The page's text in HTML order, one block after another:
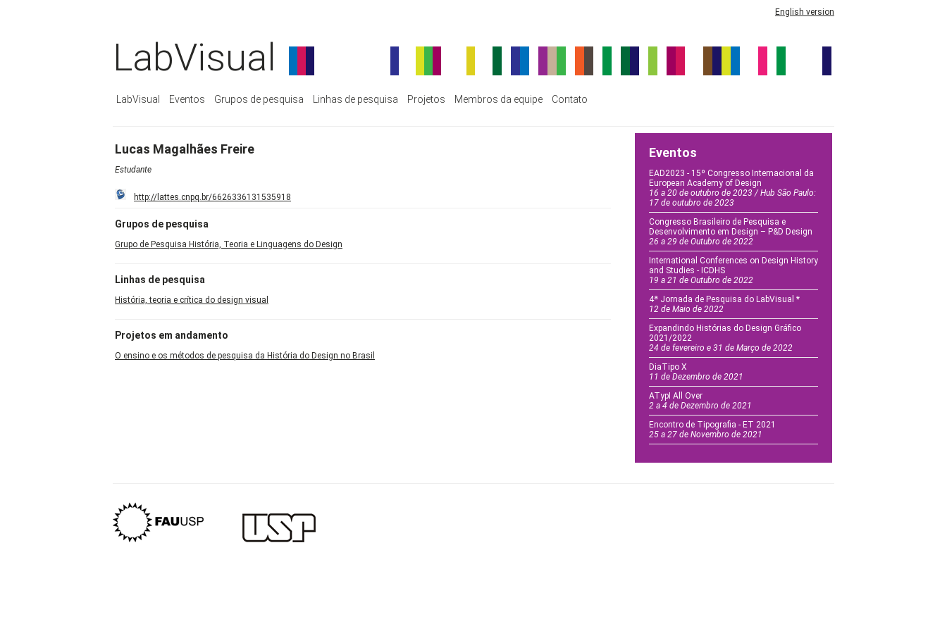
English version
LabVisual
LabVisual Eventos Grupos de pesquisa Linhas de pesquisa Projetos Membros da equipe Contato
Lucas Magalhães Freire
Estudante
http://lattes.cnpq.br/6626336131535918
Grupos de pesquisa
Grupo de Pesquisa História, Teoria e Linguagens do Design
Linhas de pesquisa
História, teoria e crítica do design visual
Projetos em andamento
O ensino e os métodos de pesquisa da História do Design no Brasil
Eventos
EAD2023 - 15º Congresso Internacional da
European Academy of Design
16 a 20 de outubro de 2023 / Hub São Paulo:
17 de outubro de 2023
Congresso Brasileiro de Pesquisa e
Desenvolvimento em Design – P&D Design
26 a 29 de Outubro de 2022
International Conferences on Design History
and Studies - ICDHS
19 a 21 de Outubro de 2022
4ª Jornada de Pesquisa do LabVisual *
12 de Maio de 2022
Expandindo Histórias do Design Gráfico
2021/2022
24 de fevereiro e 31 de Março de 2022
DiaTipo X
11 de Dezembro de 2021
ATypI All Over
2 a 4 de Dezembro de 2021
Encontro de Tipografia - ET 2021
25 a 27 de Novembro de 2021